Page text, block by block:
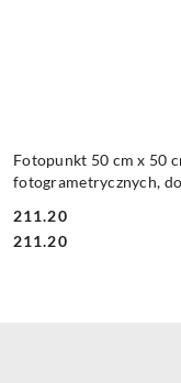
Fotopunkt 50 cm x 50
fotogrametrycznych,
Cena:
211.20
Cena:
211.20